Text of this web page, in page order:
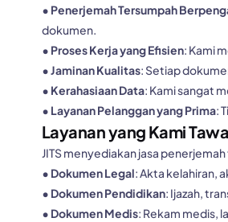
• Penerjemah Tersumpah
dokumen.
• Proses Kerja yang Efisien: Kami
• Jaminan Kualitas: Setiap
• Kerahasiaan Data: Kami sangat
• Layanan Pelanggan yang Prima:
Layanan yang Kami
JITS menyediakan jasa
• Dokumen Legal: Akta kelahiran,
• Dokumen Pendidikan: Ijazah,
• Dokumen Medis: Rekam medis,